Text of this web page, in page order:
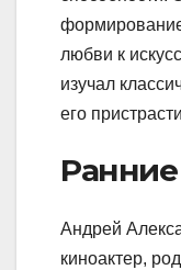
любви к
изучал
его
Андрей
киноактер,